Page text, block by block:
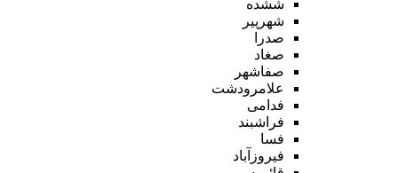
ششده
شهرپیر
صدرا
صغاد
صفاشهر
علامرودشت
فدامی
فراشبند
فسا
فیروزآباد